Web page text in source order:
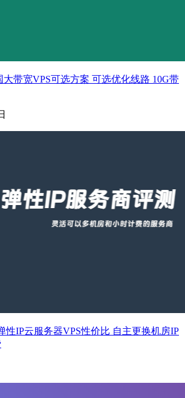
大带宽VPS可选方案 可选优化线路 10G带
性IP云服务器VPS性价比 自主更换机房IP